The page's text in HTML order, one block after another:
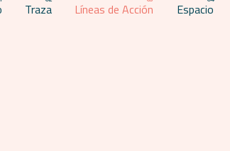
Traza Líneas de Acción Espacio